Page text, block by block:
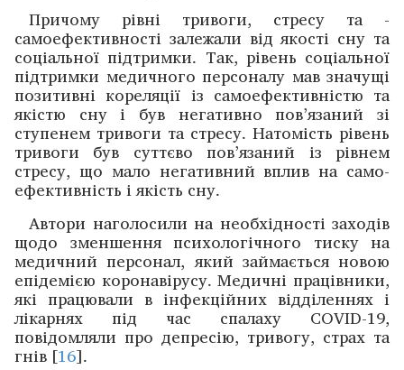
Причому рівні тривоги, стресу та ­
самоефективності залежали від якості сну та
соціальної підтримки. Так, рівень соціальної
підтримки медичного персоналу мав значущі
позитивні кореляції із самоефективністю та
якістю сну і був негативно пов’язаний зі
ступенем тривоги та стресу. Натомість рівень
тривоги був суттєво пов’язаний із рівнем
стресу, що мало негативний вплив на само­
ефективність і якість сну.
Автори наголосили на необхідності заходів
щодо зменшення психологічного тиску на
медичний персонал, який займається новою
епідемією коронавірусу. ­Медичні працівники,
які працювали в інфекційних відділеннях і
лікарнях під час спалаху COVID-19,
повідомляли про депресію, тривогу, страх та
гнів [16].